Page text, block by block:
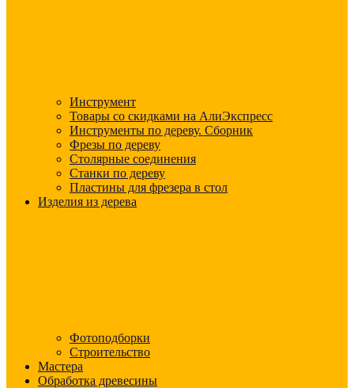
Инструмент
Товары со скидками на АлиЭкспресс
Инструменты по дереву. Сборник
Фрезы по дереву
Столярные соединения
Станки по дереву
Пластины для фрезера в стол
Изделия из дерева
Фотоподборки
Строительство
Мастера
Обработка древесины